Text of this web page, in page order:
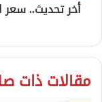
أخر تحديث.. سعر
مقالات ذات